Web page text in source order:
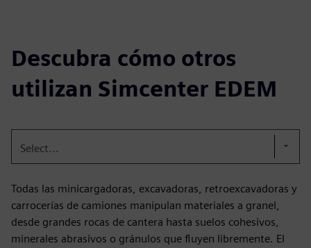
Descubra cómo otros
utilizan Simcenter EDEM
Select...
Todas las minicargadoras, excavadoras, retroexcavadoras y
carrocerías de camiones manipulan materiales a granel,
desde grandes rocas de cantera hasta suelos cohesivos,
minerales abrasivos o gránulos que fluyen libremente. El